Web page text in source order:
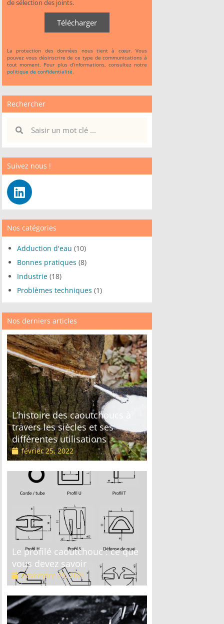
de sélection des joints.
Télécharger
La protection des données nous tient à cœur. Vous
pouvez vous désinscrire de ce type de communications à
tout moment. Pour plus d’informations, consultez notre
politique de confidentialité.
Rechercher
Suivez nous !
Nos catégories
Adduction d'eau (10)
Bonnes pratiques (8)
Industrie (18)
Problèmes techniques (1)
Nos derniers articles
L’histoire des caoutchoucs à
travers les siècles et ses
différentes utilisations
février 25, 2022
Le profilé caoutchouc : ce que
vous devez savoir
novembre 29, 2021